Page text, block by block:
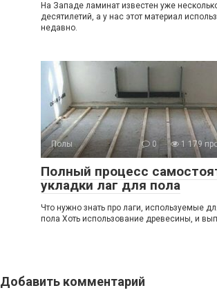
На Западе ламинат известен уже
десятилетий, а у нас этот материал
недавно.
Полы 0 1 179
Полный процесс
укладки лаг для пола
Что нужно знать про лаги, используемые
пола Хоть использование древесины, и
Добавить комментарий